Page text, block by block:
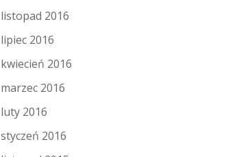
listopad 2016
lipiec 2016
kwiecień 2016
marzec 2016
luty 2016
styczeń 2016